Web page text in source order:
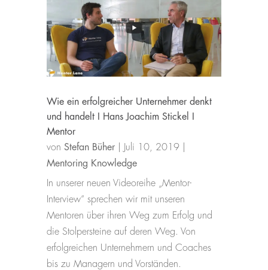
Wie ein erfolgreicher Unternehmer denkt
und handelt I Hans Joachim Stickel I
Mentor
vonStefan Büher Juli 10, 2019
Mentoring Knowledge
In unserer neuen Videoreihe „Mentor-
Interview“ sprechen wir mit unseren
Mentoren über ihren Weg zum Erfolg und
die Stolpersteine auf deren Weg. Von
erfolgreichen Unternehmern und Coaches
bis zu Managern und Vorständen.